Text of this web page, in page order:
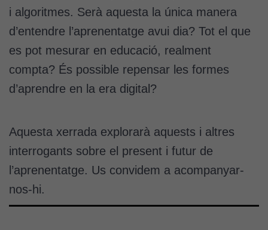
i algoritmes. Serà aquesta la única manera
d’entendre l’aprenentatge avui dia? Tot el que
es pot mesurar en educació, realment
compta? És possible repensar les formes
d’aprendre en la era digital?
Aquesta xerrada explorarà aquests i altres
interrogants sobre el present i futur de
l’aprenentatge. Us convidem a acompanyar-
nos-hi.